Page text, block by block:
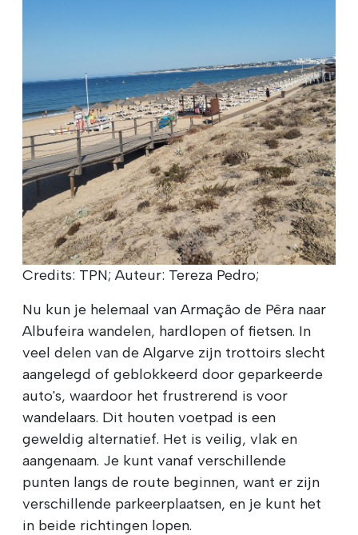
Credits: TPN; Auteur: Tereza Pedro;
Nu kun je helemaal van Armação de Pêra naar
Albufeira wandelen, hardlopen of fietsen. In
veel delen van de Algarve zijn trottoirs slecht
aangelegd of geblokkeerd door geparkeerde
auto's, waardoor het frustrerend is voor
wandelaars. Dit houten voetpad is een
geweldig alternatief. Het is veilig, vlak en
aangenaam. Je kunt vanaf verschillende
punten langs de route beginnen, want er zijn
verschillende parkeerplaatsen, en je kunt het
in beide richtingen lopen.